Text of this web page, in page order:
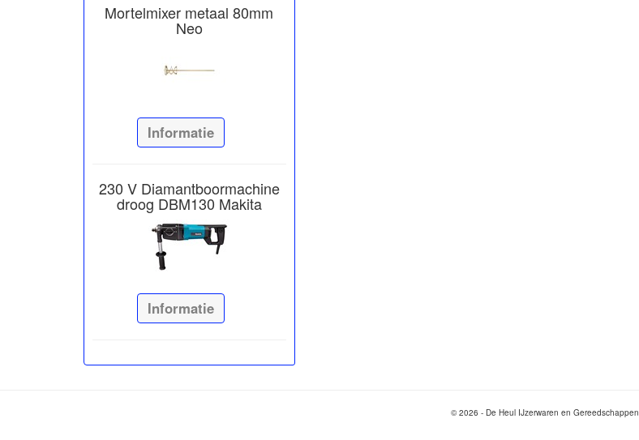
Mortelmixer metaal 80mm
Neo
Informatie
230 V Diamantboormachine
droog DBM130 Makita
Informatie
© 2026 - De Heul IJzerwaren en Gereedschappen